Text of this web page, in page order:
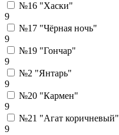
№16 "Хаски"
9
№17 "Чёрная ночь"
9
№19 "Гончар"
9
№2 "Янтарь"
9
№20 "Кармен"
9
№21 "Агат коричневый"
9